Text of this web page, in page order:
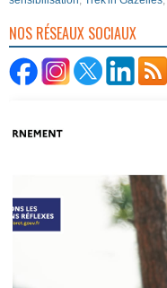
NOS RÉSEAUX SOCIAUX